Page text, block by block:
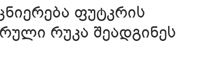
ფუტკრის
რუკა შეადგინეს